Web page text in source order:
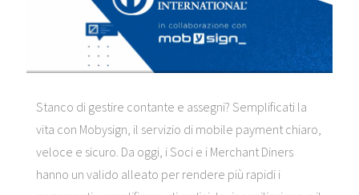
Stanco di gestire contante e assegni? Semplificati la
vita con Mobysign, il servizio di mobile payment chiaro,
veloce e sicuro. Da oggi, i Soci e i Merchant Diners
hanno un valido alleato per rendere più rapidi i